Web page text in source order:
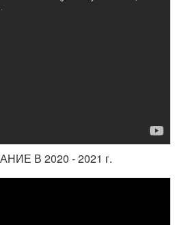
В 2020 - 2021 г.